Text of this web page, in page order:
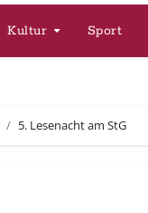
Kultur Sport
5. Lesenacht am StG